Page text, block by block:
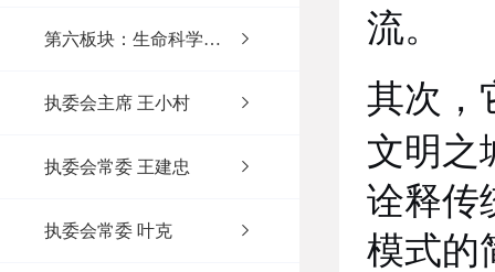
第六板块：生命科学之村
执委会主席 王小村
执委会常委 王建忠
执委会常委 叶克
流。
其次，
文明之
诠释传
模式的